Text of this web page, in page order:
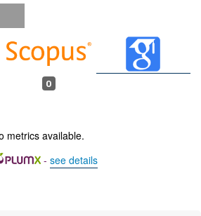
0
metrics available.
- see details